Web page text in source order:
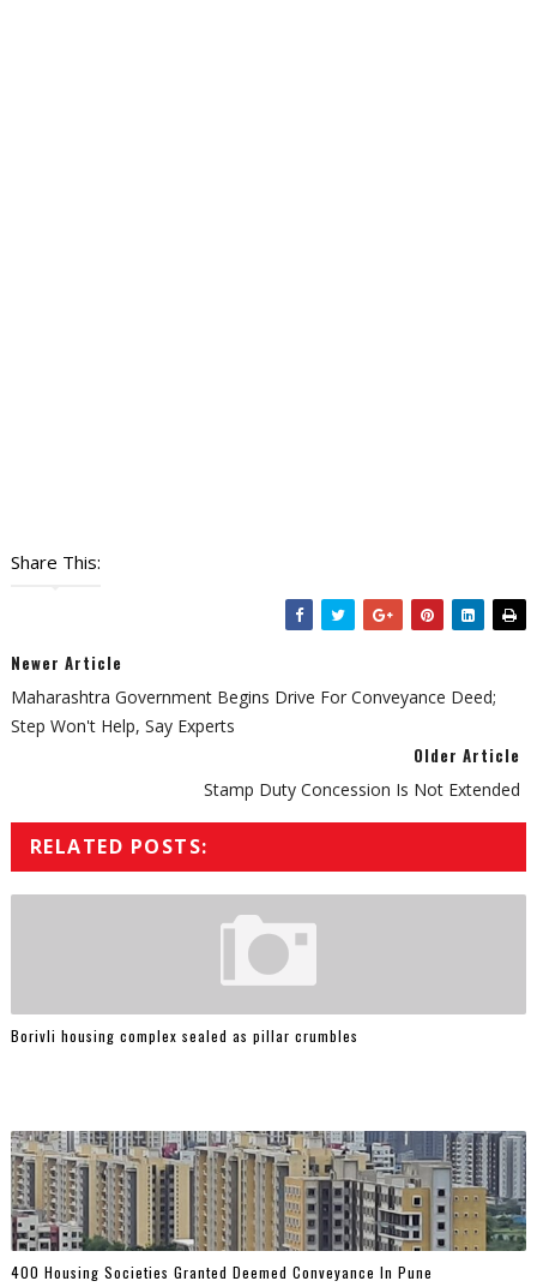
Share This:
Newer Article
Maharashtra Government Begins Drive For Conveyance Deed;
Step Won't Help, Say Experts
Older Article
Stamp Duty Concession Is Not Extended
RELATED POSTS:
Borivli housing complex sealed as pillar crumbles
400 Housing Societies Granted Deemed Conveyance In Pune